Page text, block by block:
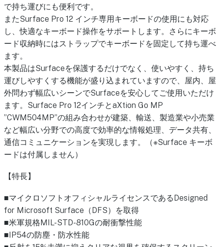
で持ち運びにも便利です。
またSurface Pro 12 インチ専用キーボードの使用にも対応
し、快適なキーボード操作をサポートします。さらにキーボ
ード収納時にはストラップでキーボードを固定して持ち運べ
ます。
本製品はSurfaceを保護するだけでなく、使いやすく、持ち
運びしやすくする機能が盛り込まれていますので、屋内、屋
外問わず幅広いシーンでSurfaceを安心してご使用いただけ
ます。Surface Pro 12インチとaXtion Go MP
”CWM504MP”の組み合わせが建築、輸送、製造業や小売業
など幅広い分野での高度で効率的な情報処理、データ共有、
通信コミュニケーションを実現します。（※Surface キーボ
ードは付属しません）
【特長】
■マイクロソフトオフィシャルライセンスであるDesigned
for Microsoft Surface（DFS）を取得
■米軍規格MIL-STD-810Gの耐衝撃性能
■IP54の防塵・防水性能